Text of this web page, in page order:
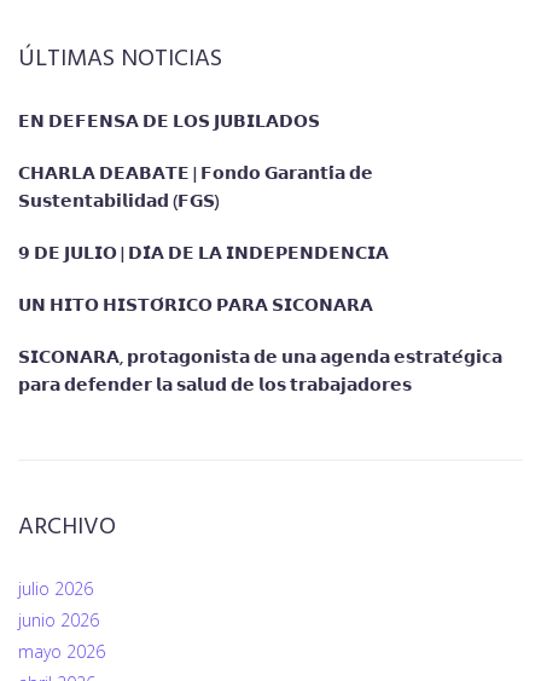
ÚLTIMAS NOTICIAS
𝗘𝗡 𝗗𝗘𝗙𝗘𝗡𝗦𝗔 𝗗𝗘 𝗟𝗢𝗦 𝗝𝗨𝗕𝗜𝗟𝗔𝗗𝗢𝗦
𝗖𝗛𝗔𝗥𝗟𝗔 𝗗𝗘𝗔𝗕𝗔𝗧𝗘 | 𝗙𝗼𝗻𝗱𝗼 𝗚𝗮𝗿𝗮𝗻𝘁𝗶́𝗮 𝗱𝗲
𝗦𝘂𝘀𝘁𝗲𝗻𝘁𝗮𝗯𝗶𝗹𝗶𝗱𝗮𝗱 (𝗙𝗚𝗦)
𝟵 𝗗𝗘 𝗝𝗨𝗟𝗜𝗢 | 𝗗𝗜́𝗔 𝗗𝗘 𝗟𝗔 𝗜𝗡𝗗𝗘𝗣𝗘𝗡𝗗𝗘𝗡𝗖𝗜𝗔
𝗨𝗡 𝗛𝗜𝗧𝗢 𝗛𝗜𝗦𝗧𝗢́𝗥𝗜𝗖𝗢 𝗣𝗔𝗥𝗔 𝗦𝗜𝗖𝗢𝗡𝗔𝗥𝗔
𝗦𝗜𝗖𝗢𝗡𝗔𝗥𝗔, 𝗽𝗿𝗼𝘁𝗮𝗴𝗼𝗻𝗶𝘀𝘁𝗮 𝗱𝗲 𝘂𝗻𝗮 𝗮𝗴𝗲𝗻𝗱𝗮 𝗲𝘀𝘁𝗿𝗮𝘁𝗲́𝗴𝗶𝗰𝗮
𝗽𝗮𝗿𝗮 𝗱𝗲𝗳𝗲𝗻𝗱𝗲𝗿 𝗹𝗮 𝘀𝗮𝗹𝘂𝗱 𝗱𝗲 𝗹𝗼𝘀 𝘁𝗿𝗮𝗯𝗮𝗷𝗮𝗱𝗼𝗿𝗲𝘀
ARCHIVO
julio 2026
junio 2026
mayo 2026